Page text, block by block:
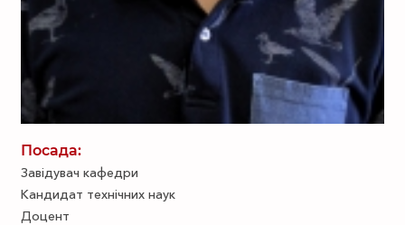
Посада:
Завідувач кафедри
Кандидат технічних наук
Доцент